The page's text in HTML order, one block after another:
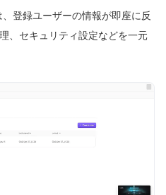
登録ユーザーの情報が即座に反
、セキュリティ設定などを一元